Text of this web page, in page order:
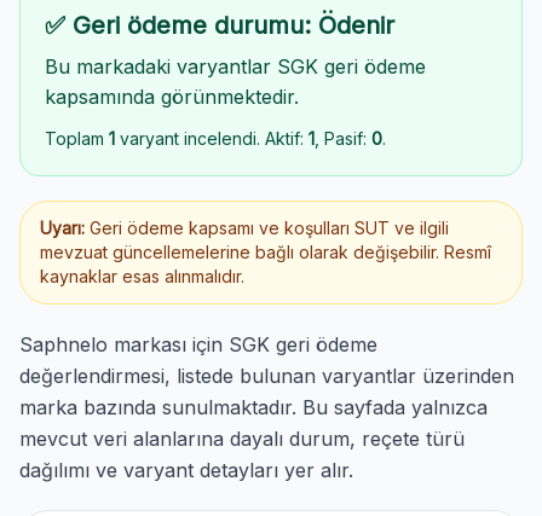
✅ Geri ödeme durumu: Ödenir
Bu markadaki varyantlar SGK geri ödeme
kapsamında görünmektedir.
Toplam 1 varyant incelendi. Aktif: 1 , Pasif: 0.
Uyarı: Geri ödeme kapsamı ve koşulları SUT ve ilgili
mevzuat güncellemelerine bağlı olarak değişebilir. Resmî
kaynaklar esas alınmalıdır.
Saphnelo markası için SGK geri ödeme
değerlendirmesi, listede bulunan varyantlar üzerinden
marka bazında sunulmaktadır. Bu sayfada yalnızca
mevcut veri alanlarına dayalı durum, reçete türü
dağılımı ve varyant detayları yer alır.